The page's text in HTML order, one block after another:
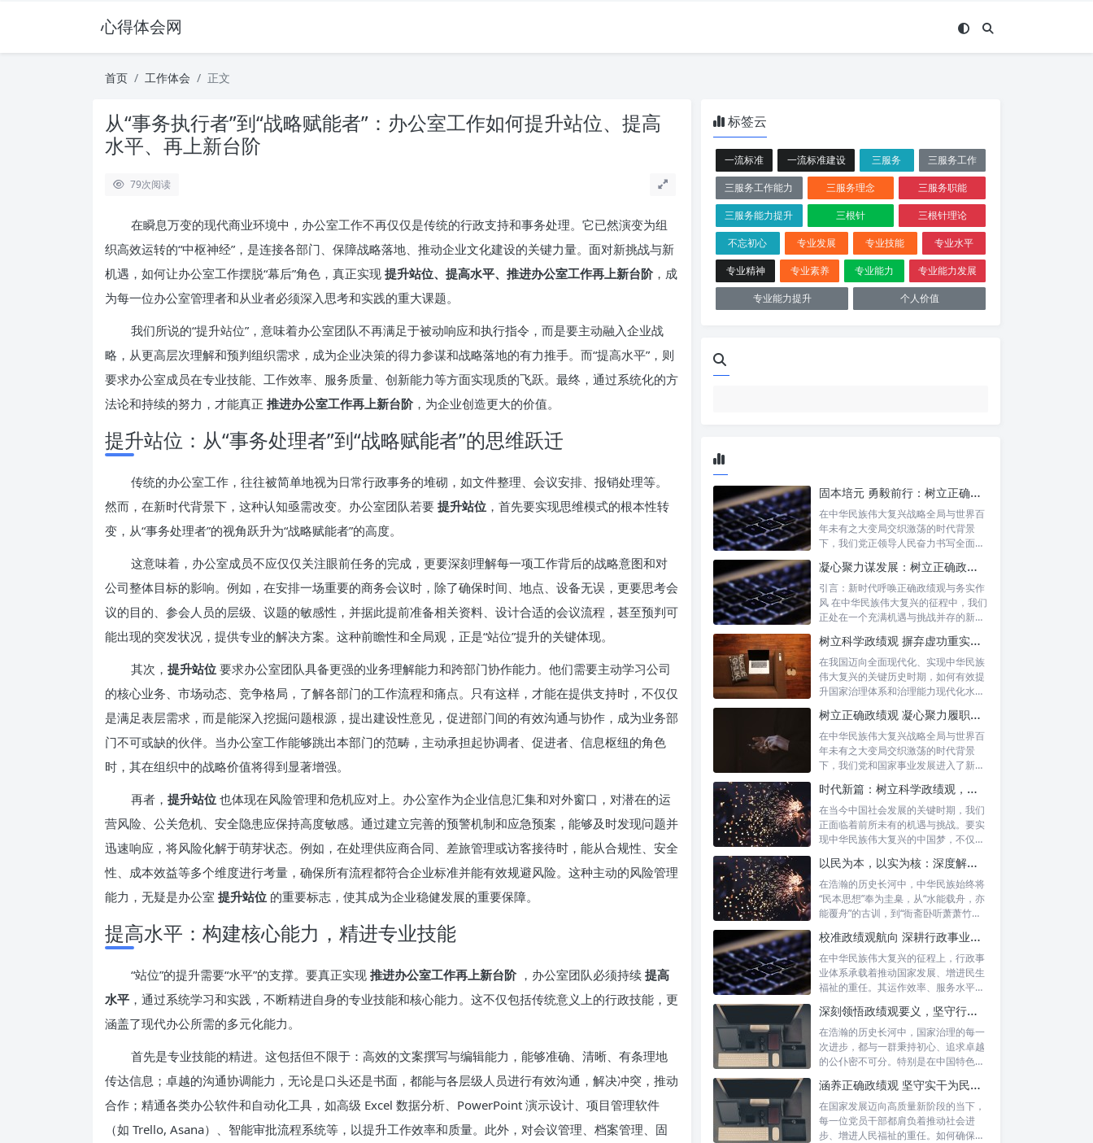
心得体会网
首页 工作体会 正文
从“事务执行者”到“战略赋能者”：办公室工作如何提升站位、提高
水平、再上新台阶
79次阅读
在瞬息万变的现代商业环境中，办公室工作不再仅仅是传统的行政支持和事务处理。它已然演变为组
织高效运转的“中枢神经”，是连接各部门、保障战略落地、推动企业文化建设的关键力量。面对新挑战与新
机遇，如何让办公室工作摆脱“幕后”角色，真正实现 提升站位、提高水平、推进办公室工作再上新台阶，成
为每一位办公室管理者和从业者必须深入思考和实践的重大课题。
我们所说的“提升站位”，意味着办公室团队不再满足于被动响应和执行指令，而是要主动融入企业战
略，从更高层次理解和预判组织需求，成为企业决策的得力参谋和战略落地的有力推手。而“提高水平”，则
要求办公室成员在专业技能、工作效率、服务质量、创新能力等方面实现质的飞跃。最终，通过系统化的方
法论和持续的努力，才能真正 推进办公室工作再上新台阶，为企业创造更大的价值。
提升站位：从“事务处理者”到“战略赋能者”的思维跃迁
传统的办公室工作，往往被简单地视为日常行政事务的堆砌，如文件整理、会议安排、报销处理等。
然而，在新时代背景下，这种认知亟需改变。办公室团队若要 提升站位 ，首先要实现思维模式的根本性转
变，从“事务处理者”的视角跃升为“战略赋能者”的高度。
这意味着，办公室成员不应仅仅关注眼前任务的完成，更要深刻理解每一项工作背后的战略意图和对
公司整体目标的影响。例如，在安排一场重要的商务会议时，除了确保时间、地点、设备无误，更要思考会
议的目的、参会人员的层级、议题的敏感性，并据此提前准备相关资料、设计合适的会议流程，甚至预判可
能出现的突发状况，提供专业的解决方案。这种前瞻性和全局观，正是“站位”提升的关键体现。
其次， 提升站位 要求办公室团队具备更强的业务理解能力和跨部门协作能力。他们需要主动学习公司
的核心业务、市场动态、竞争格局，了解各部门的工作流程和痛点。只有这样，才能在提供支持时，不仅仅
是满足表层需求，而是能深入挖掘问题根源，提出建设性意见，促进部门间的有效沟通与协作，成为业务部
门不可或缺的伙伴。当办公室工作能够跳出本部门的范畴，主动承担起协调者、促进者、信息枢纽的角色
时，其在组织中的战略价值将得到显著增强。
再者， 提升站位 也体现在风险管理和危机应对上。办公室作为企业信息汇集和对外窗口，对潜在的运
营风险、公关危机、安全隐患应保持高度敏感。通过建立完善的预警机制和应急预案，能够及时发现问题并
迅速响应，将风险化解于萌芽状态。例如，在处理供应商合同、差旅管理或访客接待时，能从合规性、安全
性、成本效益等多个维度进行考量，确保所有流程都符合企业标准并能有效规避风险。这种主动的风险管理
能力，无疑是办公室 提升站位 的重要标志，使其成为企业稳健发展的重要保障。
提高水平：构建核心能力，精进专业技能
“站位”的提升需要“水平”的支撑。要真正实现 推进办公室工作再上新台阶 ，办公室团队必须持续 提高
水平 ，通过系统学习和实践，不断精进自身的专业技能和核心能力。这不仅包括传统意义上的行政技能，更
涵盖了现代办公所需的多元化能力。
首先是专业技能的精进。这包括但不限于：高效的文案撰写与编辑能力，能够准确、清晰、有条理地
传达信息；卓越的沟通协调能力，无论是口头还是书面，都能与各层级人员进行有效沟通，解决冲突，推动
合作；精通各类办公软件和自动化工具，如高级 Excel 数据分析、PowerPoint 演示设计、项目管理软件
（如 Trello, Asana）、智能审批流程系统等，以提升工作效率和质量。此外，对会议管理、档案管理、固
标签云
一流标准 一流标准建设 三服务
三服务工作
三服务工作能力
三服务理念
三服务职能
三服务能力提升
三根针
三根针理论
不忘初心
专业发展 专业技能
专业水平
专业精神
专业素养 专业能力
专业能力发展
专业能力提升
个人价值
固本培元 勇毅前行：树立正确政绩观，坚守初心勇担当的时代命题与实践方略
在中华民族伟大复兴战略全局与世界百
年未有之大变局交织激荡的时代背景
下，我们党正领导人民奋力书写全面建
凝心聚力谋发展：树立正确政绩理念，锤炼务实工作作风
引言：新时代呼唤正确政绩观与务实作
风 在中华民族伟大复兴的征程中，我们
正处在一个充满机遇与挑战并存的新时
树立科学政绩观 摒弃虚功重实绩：迈向高质量发展的必由之路
在我国迈向全面现代化、实现中华民族
伟大复兴的关键历史时期，如何有效提
升国家治理体系和治理能力现代化水
树立正确政绩观 凝心聚力履职尽责：新时代干事创业的根本遵循
在中华民族伟大复兴战略全局与世界百
年未有之大变局交织激荡的时代背景
下，我们党和国家事业发展进入了新的
时代新篇：树立科学政绩观，摒弃虚功重实绩，迈向高质量发展
在当今中国社会发展的关键时期，我们
正面临着前所未有的机遇与挑战。要实
现中华民族伟大复兴的中国梦，不仅需
以民为本，以实为核：深度解析坚守为民初心与正确政绩观念的融合路径
在浩瀚的历史长河中，中华民族始终将
“民本思想”奉为圭臬，从“水能载舟，亦
能覆舟”的古训，到“衙斋卧听萧萧竹，
校准政绩观航向 深耕行政事业本职：新时代高质量发展的核心密码
在中华民族伟大复兴的征程上，行政事
业体系承载着推动国家发展、增进民生
福祉的重任。其运作效率、服务水平乃
深刻领悟政绩观要义，坚守行政事业初心：新时代公仆的使命与担当
在浩瀚的历史长河中，国家治理的每一
次进步，都与一群秉持初心、追求卓越
的公仆密不可分。特别是在中国特色社
涵养正确政绩观 坚守实干为民情怀：新时代干部成长的双重基石
在国家发展迈向高质量新阶段的当下，
每一位党员干部都肩负着推动社会进
步、增进人民福祉的重任。如何确保我